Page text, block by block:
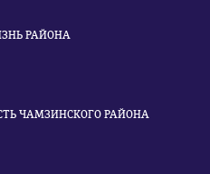
РАЙОНА
ЧАМЗИНСКОГО РАЙОНА